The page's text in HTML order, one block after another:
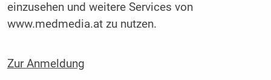
einzusehen und weitere Services von
www.medmedia.at zu nutzen.
Zur Anmeldung